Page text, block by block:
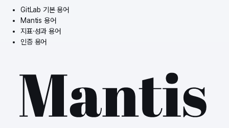
GitLab 기본 용어
Mantis 용어
지표·성과 용어
인증 용어